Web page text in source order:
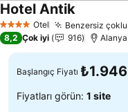
4 Yıldız Otel Benzersiz
Hotel AntikFiyatları
8,2 Çok iyi 916
Başlangıç Fiyatı ₺1.946
Fiyatları görün: 1 site